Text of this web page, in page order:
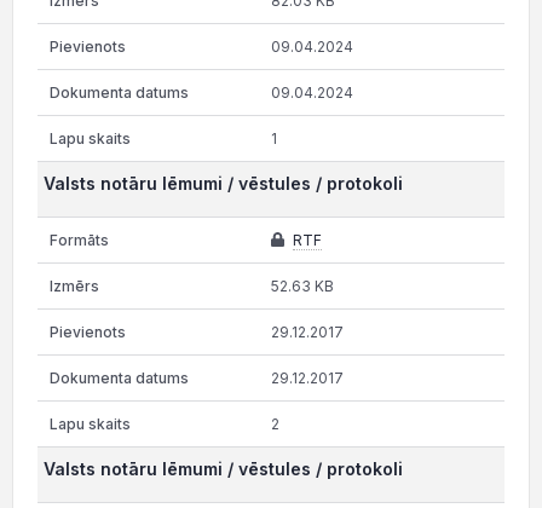
09.04.2024
09.04.2024
1
Valsts notāru lēmumi / vēstules / protokoli
RTF
52.63 KB
29.12.2017
29.12.2017
2
Valsts notāru lēmumi / vēstules / protokoli